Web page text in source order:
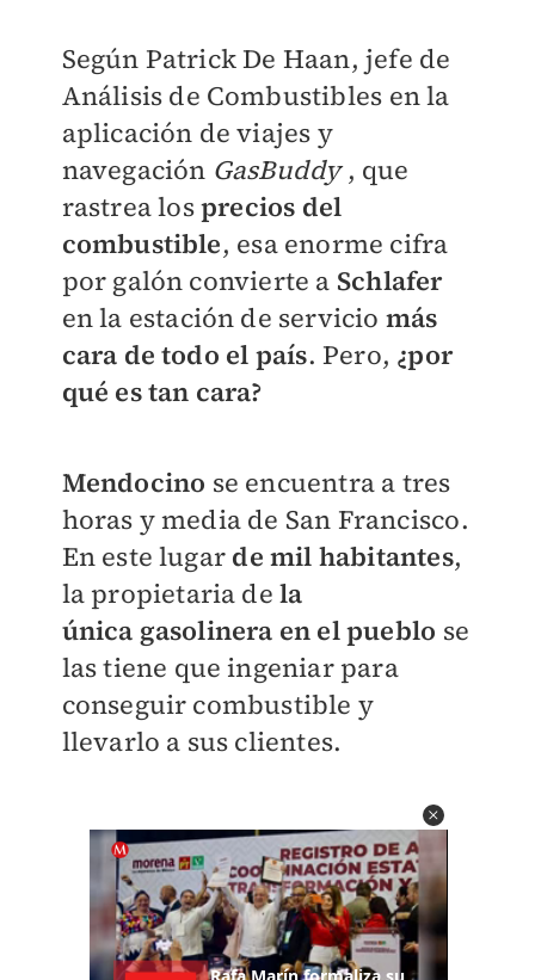
Según Patrick De Haan, jefe de
Análisis de Combustibles en la
aplicación de viajes y
navegación GasBuddy, que
rastrea losprecios del
combustible, esa enorme cifra
por galón convierte a Schlafer
en la estación de servicio más
cara de todo el país. Pero, ¿por
qué es tan cara?
Mendocino se encuentra a tres
horas y media de San Francisco.
En este lugar de mil habitantes,
la propietaria dela
única gasolinera en el pueblo se
las tiene que ingeniar para
conseguir combustible y
llevarlo a sus clientes.